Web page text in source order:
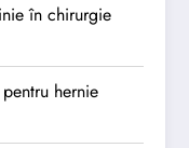
în chirurgie
hernie